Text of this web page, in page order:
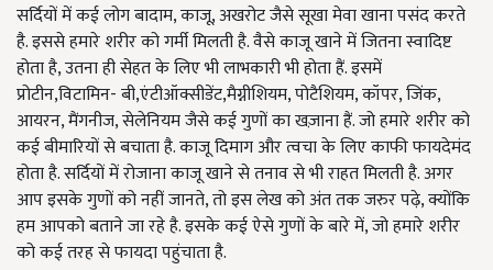
सर्दियों में कई लोग बादाम, काजू, अखरोट जैसे सूखा मेवा खाना पसंद करते
है. इससे हमारे शरीर को गर्मी मिलती है. वैसे काजू खाने में जितना स्वादिष्ट
होता है, उतना ही सेहत के लिए भी लाभकारी भी होता हैं. इसमें
प्रोटीन,विटामिन- बी,एंटीऑक्सीडेंट,मैग्नीशियम, पोटैशियम, कॉपर, जिंक,
आयरन, मैंगनीज, सेलेनियम जैसे कई गुणों का खज़ाना हैं. जो हमारे शरीर को
कई बीमारियों से बचाता है. काजू दिमाग और त्वचा के लिए काफी फायदेमंद
होता है. सर्दियों में रोजाना काजू खाने से तनाव से भी राहत मिलती है. अगर
आप इसके गुणों को नहीं जानते, तो इस लेख को अंत तक जरुर पढ़े, क्योंकि
हम आपको बताने जा रहे है. इसके कई ऐसे गुणों के बारे में, जो हमारे शरीर
को कई तरह से फायदा पहुंचाता है.